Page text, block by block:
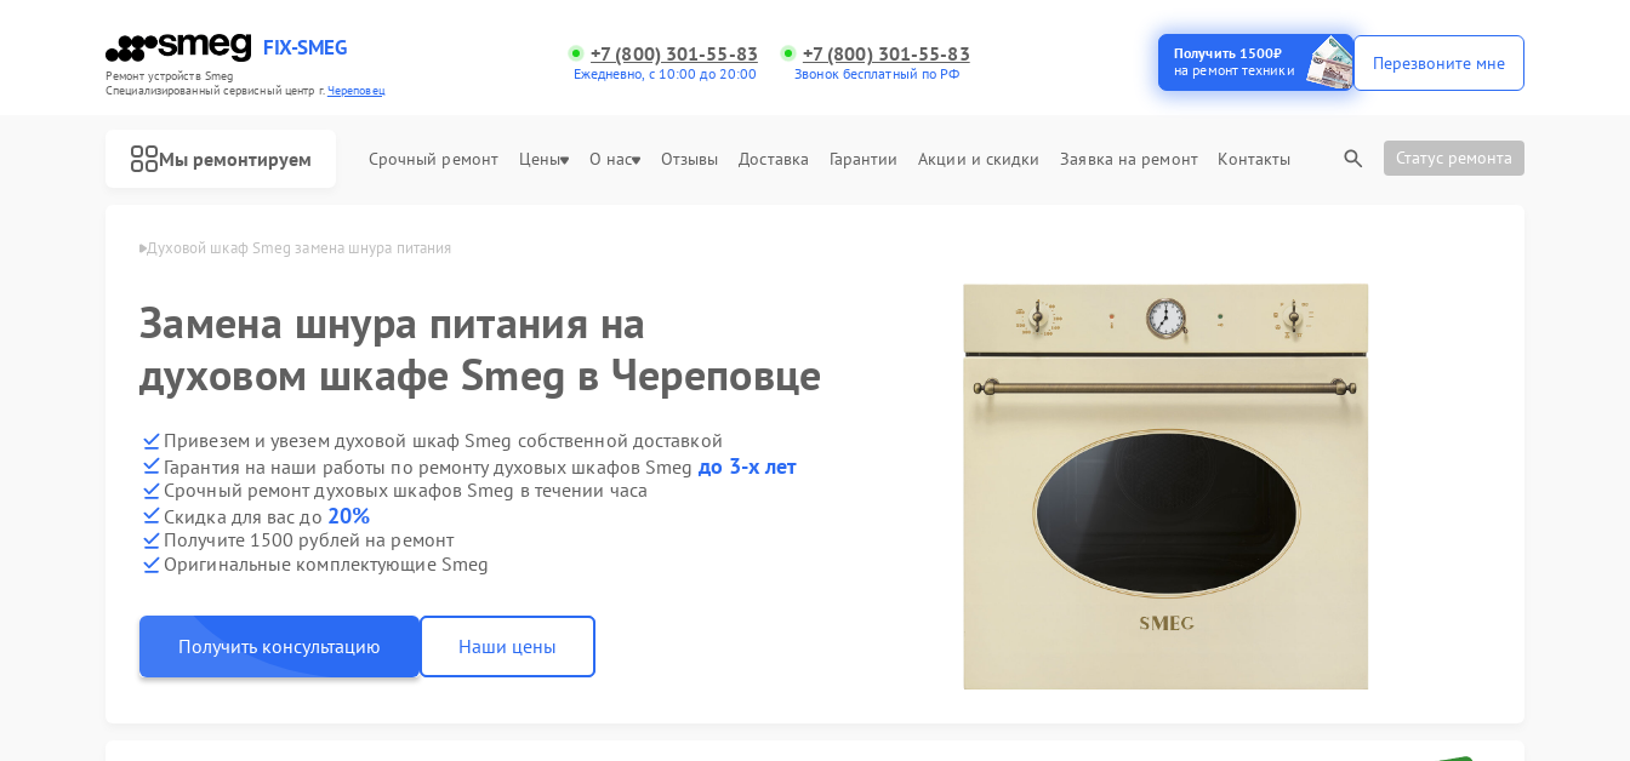
FIX-SMEG
Ремонт устройств Smeg
Специализированный cервисный центр г.Череповец
+7 (800) 301-55-83
Ежедневно, с 10:00 до 20:00
+7 (800) 301-55-83
Звонок бесплатный по РФ
Получить 1500₽
на ремонт техники
Перезвоните мне
Мы ремонтируем Срочный ремонт Цены О нас Отзывы Доставка Гарантии Акции и скидки Заявка на ремонт Контакты Статус ремонта
Духовой шкаф Smeg замена шнура питания
Замена шнура питания на
духовом шкафе Smeg в Череповце
Привезем и увезем духовой шкаф Smeg собственной доставкой
Гарантия на наши работы по ремонту духовых шкафов Smeg до 3-х лет
Срочный ремонт духовых шкафов Smeg в течении часа
Скидка для вас до 20%
Получите 1500 рублей на ремонт
Оригинальные комплектующие Smeg
Получить консультацию Наши цены